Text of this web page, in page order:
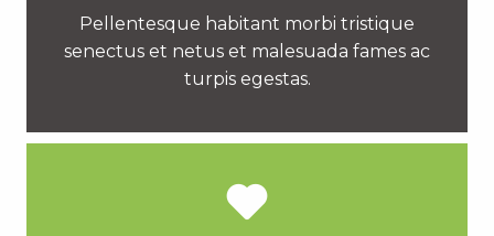
Pellentesque habitant morbi tristique
senectus et netus et malesuada fames ac
turpis egestas.